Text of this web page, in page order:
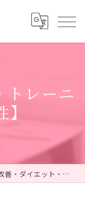
トレーニ
エット・トレーニング【３０代・女性】